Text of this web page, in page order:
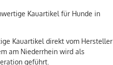
Kauartikel für Hunde in
Kauartikel direkt vom Hersteller
am Niederrhein wird als
geführt.